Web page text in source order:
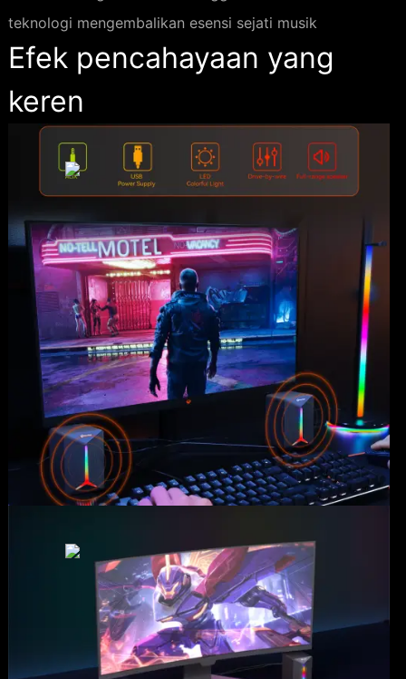
teknologi mengembalikan esensi sejati musik
Efek pencahayaan yang
keren